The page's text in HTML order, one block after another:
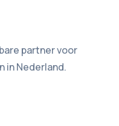
partner voor
in Nederland.